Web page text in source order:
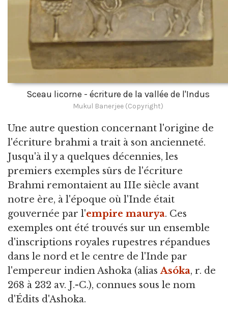
Sceau licorne - écriture de la vallée de l'Indus
Mukul Banerjee (Copyright)
Une autre question concernant l'origine de
l'écriture brahmi a trait à son ancienneté.
Jusqu'à il y a quelques décennies, les
premiers exemples sûrs de l'écriture
Brahmi remontaient au IIIe siècle avant
notre ère, à l'époque où l'Inde était
gouvernée par l'empire maurya. Ces
exemples ont été trouvés sur un ensemble
d'inscriptions royales rupestres répandues
dans le nord et le centre de l'Inde par
l'empereur indien Ashoka (aliasAsóka, r. de
268 à 232 av. J.-C.), connues sous le nom
d'Édits d'Ashoka.